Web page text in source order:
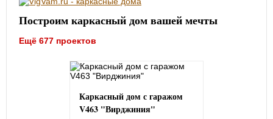
Построим каркасный дом вашей мечты
Ещё 677 проектов
Каркасный дом с гаражом
V463 "Вирджиния"